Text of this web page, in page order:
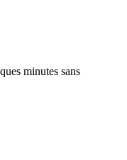
minutes sans